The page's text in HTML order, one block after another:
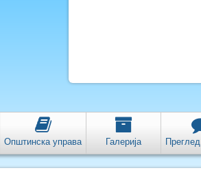
Општинска управа Галерија